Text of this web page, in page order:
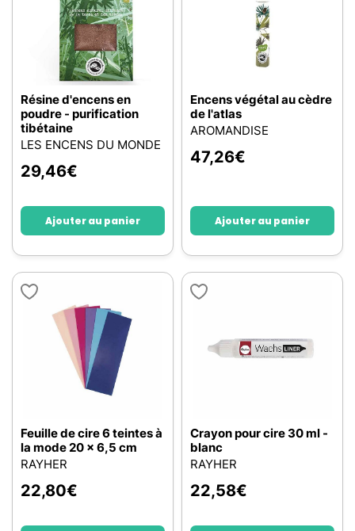
Résine d'encens en
poudre - purification
tibétaine
LES ENCENS DU MONDE
29,46€
Ajouter au panier
Encens végétal au cèdre
de l'atlas
AROMANDISE
47,26€
Ajouter au panier
Feuille de cire 6 teintes à
la mode 20 x 6,5 cm
RAYHER
22,80€
Crayon pour cire 30 ml -
blanc
RAYHER
22,58€